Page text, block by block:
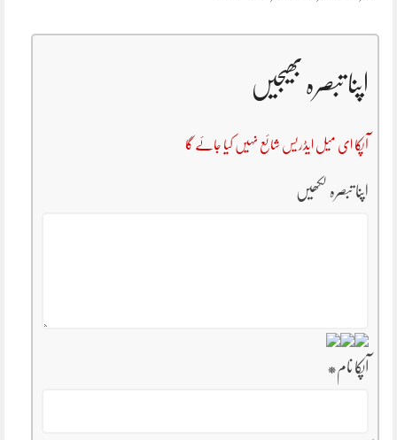
اپنا تبصرہ بھیجیں
آپکا ای میل ایڈریس شائع نہیں کیا جائے گا
اپنا تبصرہ لکھیں
آپکا نام*